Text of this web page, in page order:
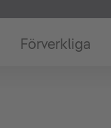
Förverkliga